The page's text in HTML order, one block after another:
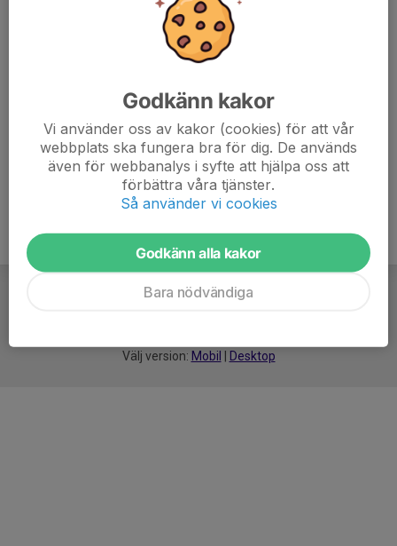
Välj version: Mobil Desktop
Godkänn kakor
Vi använder oss av kakor (cookies) för att vår
webbplats ska fungera bra för dig. De används
även för webbanalys i syfte att hjälpa oss att
förbättra våra tjänster.
Så använder vi cookies
Godkänn alla kakor
Bara nödvändiga